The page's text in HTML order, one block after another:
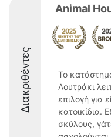
Διακριθέντες
Animal
Το
Λουτράκι
επιλογή για
κατοικίδια.
σκύλους,